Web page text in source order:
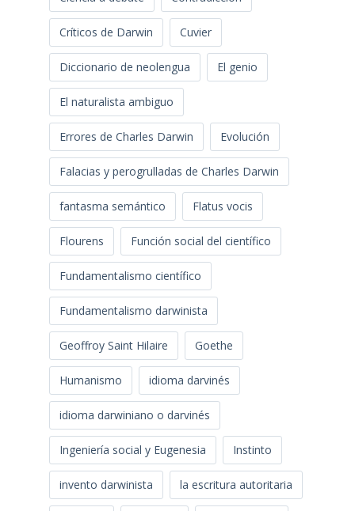
Críticos de Darwin Cuvier
Diccionario de neolengua El genio
El naturalista ambiguo
Errores de Charles Darwin Evolución
Falacias y perogrulladas de Charles Darwin
fantasma semántico Flatus vocis
Flourens Función social del científico
Fundamentalismo científico
Fundamentalismo darwinista
Geoffroy Saint Hilaire Goethe
Humanismo idioma darvinés
idioma darwiniano o darvinés
Ingeniería social y Eugenesia Instinto
invento darwinista la escritura autoritaria